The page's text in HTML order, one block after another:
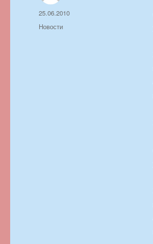
Автор
Опубликовано
25.06.2010
Рубрики
Новости